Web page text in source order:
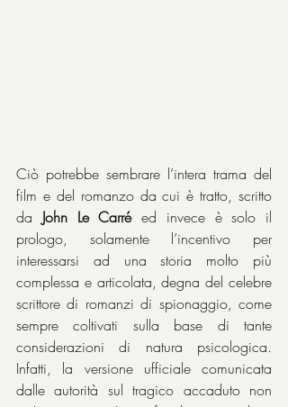
Ciò potrebbe sembrare l’intera trama del
film e del romanzo da cui è tratto, scritto
da John Le Carré ed invece è solo il
prologo, solamente l’incentivo per
interessarsi ad una storia molto più
complessa e articolata, degna del celebre
scrittore di romanzi di spionaggio, come
sempre coltivati sulla base di tante
considerazioni di natura psicologica.
Infatti, la versione ufficiale comunicata
dalle autorità sul tragico accaduto non